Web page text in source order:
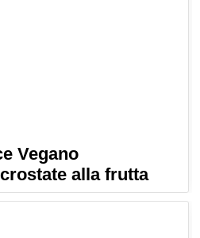
Vegano
alla frutta